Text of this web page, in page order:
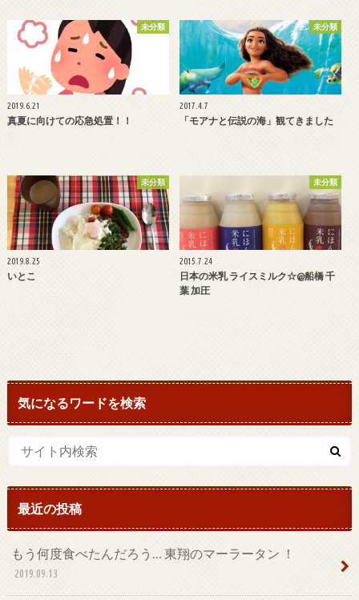
未分類
2019.6.21
真夏に向けての応急処置！！
未分類
2017.4.7
「モアナと伝説の海」観てきました
未分類
2019.8.25
いとこ
未分類
2015.7.24
日本の米乳 ライスミルク☆@船橋 千
葉 加圧
気になるワードを検索
最近の投稿
もう何度食べたんだろう… 東翔のマーラータン ！
2019.09.13